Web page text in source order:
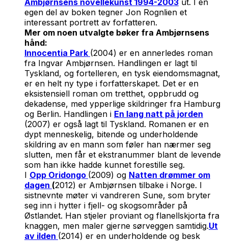
egen del av boken tegner Jon Rognlien et
interessant portrett av forfatteren.
Mer om noen utvalgte bøker fra Ambjørnsens
hånd:
Innocentia Park (2004) er en annerledes roman
fra Ingvar Ambjørnsen. Handlingen er lagt til
Tyskland, og fortelleren, en tysk eiendomsmagnat,
er en helt ny type i forfatterskapet. Det er en
eksistensiell roman om tretthet, oppbrudd og
dekadense, med ypperlige skildringer fra Hamburg
og Berlin. Handlingen i En lang natt på jorden
(2007) er også lagt til Tyskland. Romanen er en
dypt menneskelig, bitende og underholdende
skildring av en mann som føler han nærmer seg
slutten, men får et ekstranummer blant de levende
som han ikke hadde kunnet forestille seg.
I Opp Oridongo (2009) og Natten drømmer om
dagen (2012) er Ambjørnsen tilbake i Norge. I
sistnevnte møter vi vandreren Sune, som bryter
seg inn i hytter i fjell- og skogsområder på
Østlandet. Han stjeler proviant og flanellskjorta fra
knaggen, men maler gjerne sørveggen samtidig.Ut
av ilden (2014) er en underholdende og besk